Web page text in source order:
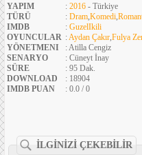
YAPIM : 2016 - Türkiye
TÜRÜ
: Dram Komedi
IMDB
: GuzelIkili
OYUNCULAR : Aydan Çakır Fulya
YÖNETMENI
: Atilla Cengiz
SENARYO
: Cüneyt İnay
SÜRE
: 95 Dak.
DOWNLOAD
: 18904
IMDB PUAN
: 0.0 / 0
İLGİNİZİ ÇEKEBİLİR